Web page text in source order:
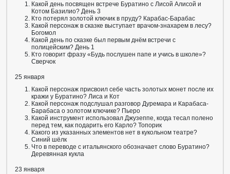
Какой день посвящен встрече Буратино с Лисой Алисой и
Котом Базилио? День 3
Кто потерял золотой ключик в пруду? Карабас-Барабас
Какой персонаж в сказке выступает врачом-знахарем в лесу?
Богомол
Какой день по сказке был первым днём встречи с
полицейским? День 1
Кто говорит фразу «Будь послушен папе и учись в школе»?
Сверчок
25 января
Какой персонаж присвоил себе часть золотых монет после их
кражи у Буратино? Лиса и Кот
Какой персонаж подслушал разговор Дуремара и Карабаса-
Барабаса о золотом ключике? Пьеро
Какой инструмент использовал Джузеппе, когда тесал полено
перед тем, как подарить его Карло? Топорик
Какого из указанных элементов нет в кукольном театре?
Синий шёлк
Что в переводе с итальянского обозначает слово Буратино?
Деревянная кукла
23 января